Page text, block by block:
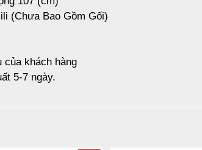
(Chưa Bao Gồm Gối)
của khách hàng
5-7 ngày.